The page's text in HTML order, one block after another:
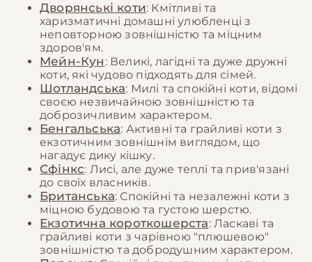
Дворянські коти: Кмітливі та
харизматичні домашні улюбленці з
неповторною зовнішністю та міцним
здоров'ям.
Мейн-Кун : Великі, лагідні та дуже дружні
коти, які чудово підходять для сімей.
Шотландська: Милі та спокійні коти, відомі
своєю незвичайною зовнішністю та
доброзичливим характером.
Бенгальська: Активні та грайливі коти з
екзотичним зовнішнім виглядом, що
нагадує дику кішку.
Сфінкс: Лисі, але дуже теплі та прив'язані
до своїх власників.
Британська: Спокійні та незалежні коти з
міцною будовою та густою шерстю.
Екзотична короткошерста: Ласкаві та
грайливі коти з чарівною "плюшевою"
зовнішністю та добродушним характером.